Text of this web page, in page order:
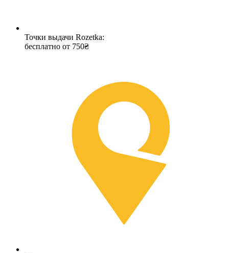
Точки выдачи Rozetka:
бесплатно от 750₴